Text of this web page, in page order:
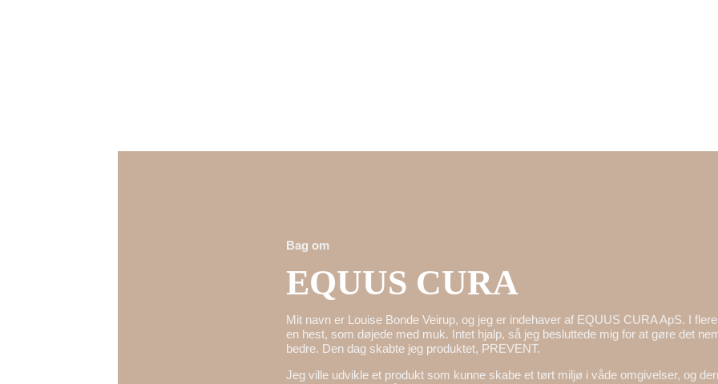
Bag om
EQUUS CURA
Mit navn er Louise Bonde Veirup, og jeg er indehaver af EQUUS CURA ApS. I
en hest, som døjede med muk. Intet hjalp, så jeg besluttede mig for at gøre det
bedre. Den dag skabte jeg produktet, PREVENT.
Jeg ville udvikle et produkt som kunne skabe et tørt miljø i våde omgivelser, og